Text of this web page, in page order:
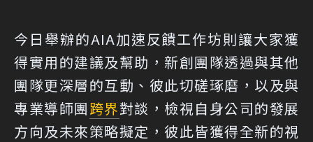
今日舉辦的AIA加速反饋工作坊則讓大家獲
得實用的建議及幫助，新創團隊透過與其他
團隊更深層的互動、彼此切磋琢磨，以及與
專業導師團跨界對談，檢視自身公司的發展
方向及未來策略擬定，彼此皆獲得全新的視